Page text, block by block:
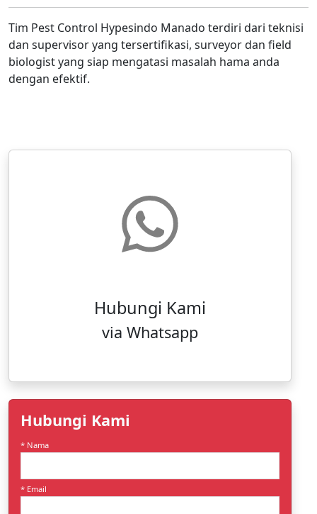
Tim Pest Control Hypesindo Manado terdiri dari teknisi
dan supervisor yang tersertifikasi, surveyor dan field
biologist yang siap mengatasi masalah hama anda
dengan efektif.
Hubungi Kami
via Whatsapp
Hubungi Kami
* Nama
* Email